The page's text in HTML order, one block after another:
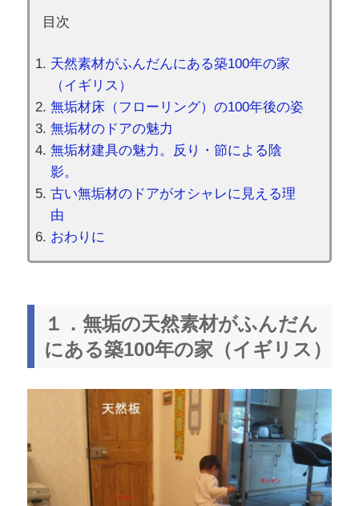
目次
天然素材がふんだんにある築100年の家
（イギリス）
無垢材床（フローリング）の100年後の姿
無垢材のドアの魅力
無垢材建具の魅力。反り・節による陰
影。
古い無垢材のドアがオシャレに見える理
由
おわりに
１．無垢の天然素材がふんだん
にある築100年の家（イギリス）